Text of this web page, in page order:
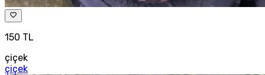
150 TL
çiçek
çiçek